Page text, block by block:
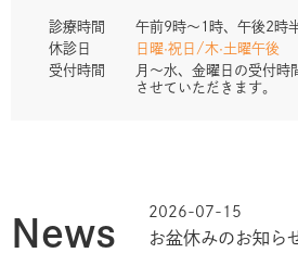
診療時間
午前9時～1時、午後2時
休診日
日曜·祝日/木·土曜午後
受付時間
月～水、金曜日の受付時
させていただきます。
News
2026-07-15
お盆休みのお知ら